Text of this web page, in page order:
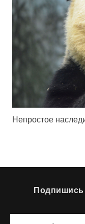
Непростое
Подпишись